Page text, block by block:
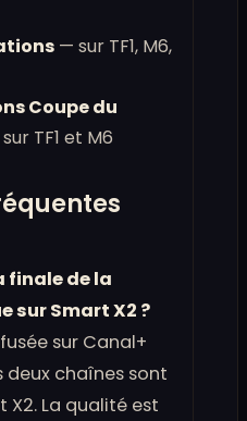
— sur TF1, M6,
Coupe du
TF1 et M6
finale de la
sur Smart X2 ?
sur Canal+
deux chaînes sont
X2. La qualité est